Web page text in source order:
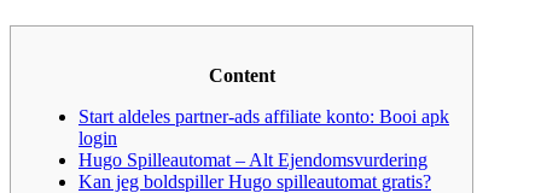
Content
Start aldeles partner-ads affiliate konto: Booi apk
login
Hugo Spilleautomat – Alt Ejendomsvurdering
Kan jeg boldspiller Hugo spilleautomat gratis?